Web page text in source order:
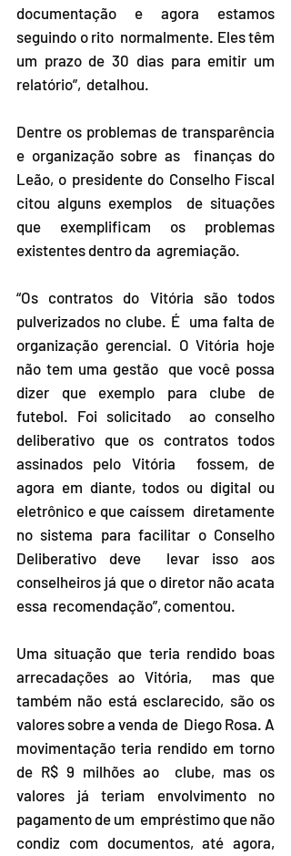
documentação e agora estamos
seguindo o rito  normalmente. Eles têm
um prazo de 30 dias para emitir um
relatório”,  detalhou.
Dentre os problemas de transparência
e organização sobre as  finanças do
Leão, o presidente do Conselho Fiscal
citou alguns exemplos  de situações
que exemplificam os problemas
existentes dentro da  agremiação.
“Os contratos do Vitória são todos
pulverizados no clube. É  uma falta de
organização gerencial. O Vitória hoje
não tem uma gestão  que você possa
dizer que exemplo para clube de
futebol. Foi solicitado  ao conselho
deliberativo que os contratos todos
assinados pelo Vitória  fossem, de
agora em diante, todos ou digital ou
eletrônico e que caíssem  diretamente
no sistema para facilitar o Conselho
Deliberativo deve  levar isso aos
conselheiros já que o diretor não acata
essa  recomendação”, comentou.
Uma situação que teria rendido boas
arrecadações ao Vitória,  mas que
também não está esclarecido, são os
valores sobre a venda de  Diego Rosa. A
movimentação teria rendido em torno
de R$ 9 milhões ao  clube, mas os
valores já teriam envolvimento no
pagamento de um  empréstimo que não
condiz com documentos, até agora,